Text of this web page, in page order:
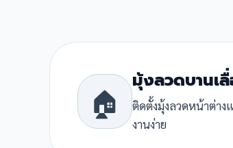
🏠
มุ้งลวดบานเ
ติดตั้งมุ้งลวดหน้าต่า
งานง่าย